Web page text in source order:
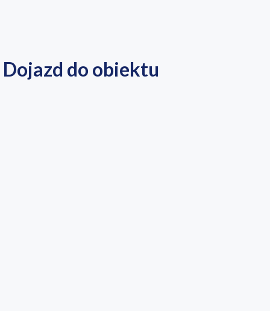
Dojazd do obiektu